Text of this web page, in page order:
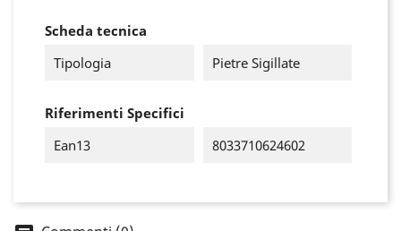
Scheda tecnica
Tipologia
Pietre Sigillate
Riferimenti Specifici
Ean13
8033710624602